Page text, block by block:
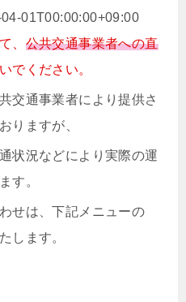
01T00:00:00+09:00
、 公共交通事業者への直
でください。
交通事業者により提供さ
りますが、
状況などにより実際の運
す。
せは、下記メニューの
します。